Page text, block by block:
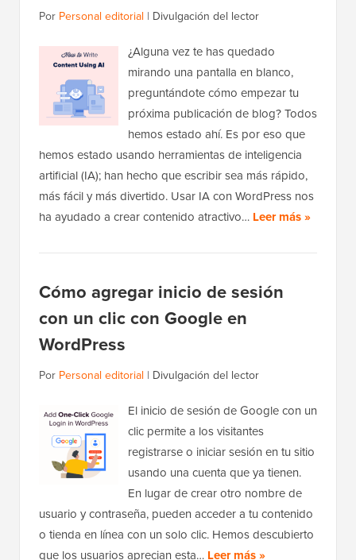
Por Personal editorial | Divulgación del lector
¿Alguna vez te has quedado
mirando una pantalla en blanco,
preguntándote cómo empezar tu
próxima publicación de blog? Todos
hemos estado ahí. Es por eso que
hemos estado usando herramientas de inteligencia
artificial (IA); han hecho que escribir sea más rápido,
más fácil y más divertido. Usar IA con WordPress nos
ha ayudado a crear contenido atractivo… Leer más »
Cómo agregar inicio de sesión
con un clic con Google en
WordPress
Por Personal editorial | Divulgación del lector
El inicio de sesión de Google con un
clic permite a los visitantes
registrarse o iniciar sesión en tu sitio
usando una cuenta que ya tienen.
En lugar de crear otro nombre de
usuario y contraseña, pueden acceder a tu contenido
o tienda en línea con un solo clic. Hemos descubierto
que los usuarios aprecian esta… Leer más »